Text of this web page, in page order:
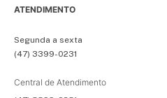
ATENDIMENTO
Segunda a sexta
(47) 3399-0231
Central de Atendimento